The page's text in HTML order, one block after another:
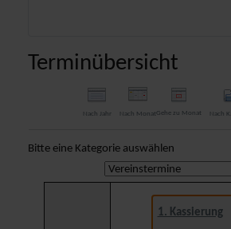
Terminübersicht
Nach Jahr Nach MonatGehe zu Monat Nach
Bitte eine Kategorie auswählen
Eine Kategorie auswählen
1. Kassierung